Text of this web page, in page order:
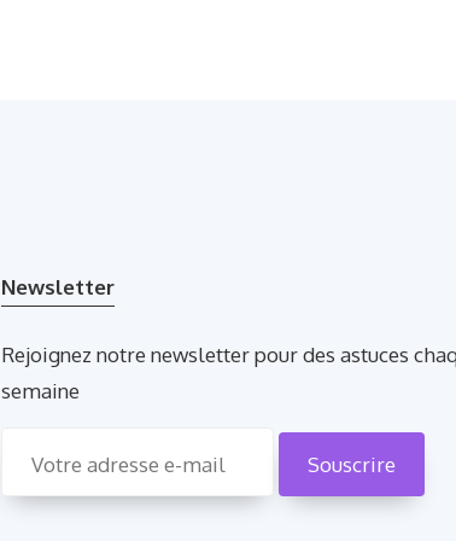
Newsletter
Rejoignez notre newsletter pour des astuces
semaine